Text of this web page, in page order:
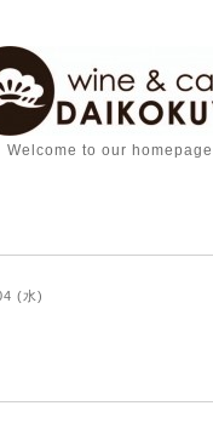
Welcome to our homepage
(水)